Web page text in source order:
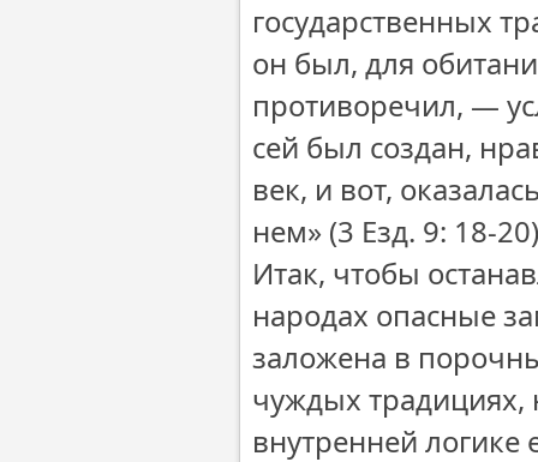
государственных
он был, для
противоречил, —
сей был создан,
век, и вот,
нем» (3 Езд. 9: 18-
Итак, чтобы
народах опасные
заложена в
чуждых традициях,
внутренней логике